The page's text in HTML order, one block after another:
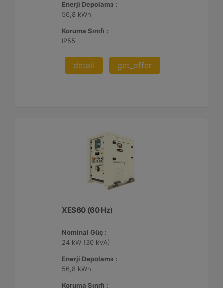
Enerji Depolama :
56,8 kWh
Koruma Sınıfı :
IP55
detail get_offer
XES60 (60 Hz)
Nominal Güç :
24 kW (30 kVA)
Enerji Depolama :
56,8 kWh
Koruma Sınıfı :